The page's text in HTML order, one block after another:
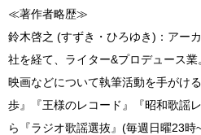
≪著作者略歴≫
鈴木啓之 (すずき・ひろゆき)：アー
社を経て、ライター&プロデュース業
映画などについて執筆活動を手がけ
歩』『王様のレコード』『昭和歌謡
ら『ラジオ歌謡選抜』(毎週日曜23時